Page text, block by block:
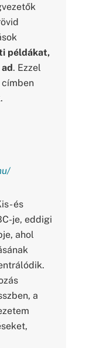
példákat,
. Ezzel
és
je, eddigi
ahol
a